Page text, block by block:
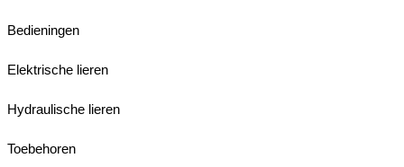
Bedieningen
Elektrische lieren
Hydraulische lieren
Toebehoren